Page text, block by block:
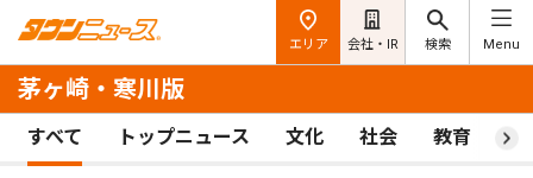
エリア 会社・IR 検索 Menu
茅ヶ崎・寒川版
すべて トップニュース 文化 社会 教育 ス